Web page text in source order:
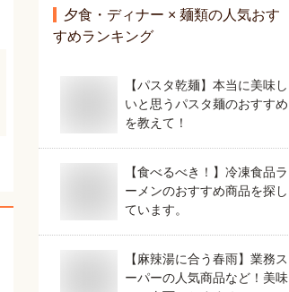
夕食・ディナー × 麺類の人気おす
すめランキング
【パスタ乾麺】本当に美味し
いと思うパスタ麺のおすすめ
を教えて！
【食べるべき！】冷凍食品ラ
ーメンのおすすめ商品を探し
ています。
【麻辣湯に合う春雨】業務ス
ーパーの人気商品など！美味